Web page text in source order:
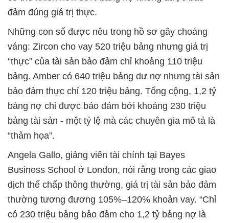
đảm đúng giá trị thực.
Những con số được nêu trong hồ sơ gây choáng
váng: Zircon cho vay 520 triệu bảng nhưng giá trị
“thực” của tài sản bảo đảm chỉ khoảng 110 triệu
bảng. Amber có 640 triệu bảng dư nợ nhưng tài sản
bảo đảm thực chỉ 120 triệu bảng. Tổng cộng, 1,2 tỷ
bảng nợ chỉ được bảo đảm bởi khoảng 230 triệu
bảng tài sản - một tỷ lệ mà các chuyên gia mô tả là
“thảm họa”.
Angela Gallo, giảng viên tài chính tại Bayes
Business School ở London, nói rằng trong các giao
dịch thế chấp thông thường, giá trị tài sản bảo đảm
thường tương đương 105%–120% khoản vay. “Chỉ
có 230 triệu bảng bảo đảm cho 1,2 tỷ bảng nợ là